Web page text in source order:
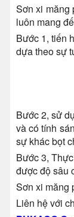
Sơn xi măng
luôn mang
Bước 1, tiến
dựa theo sự
Bước 2, sử
và có tính
sự khác bọt
Bước 3,
được độ sâu
Sơn xi măng
Liên hệ với